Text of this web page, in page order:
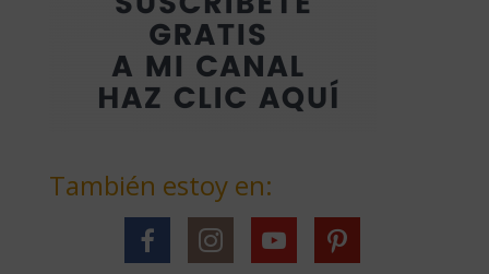
También estoy en: